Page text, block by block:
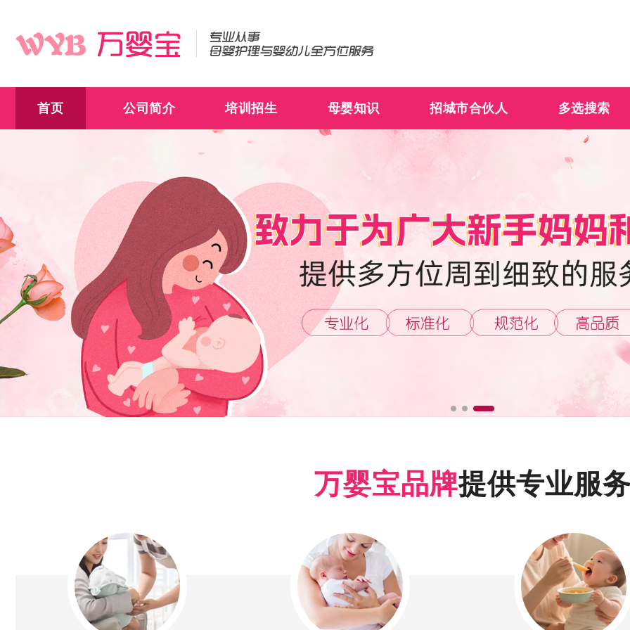
首页 公司简介 培训招生 母婴知识 招城市合伙人 多选搜索
万婴宝品牌提供专业服